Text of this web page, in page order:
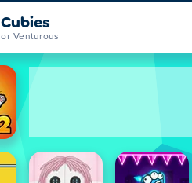
Cubies
от Venturous